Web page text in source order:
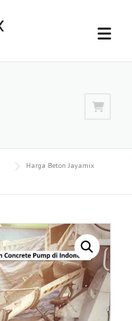
Harga Beton Jayamix